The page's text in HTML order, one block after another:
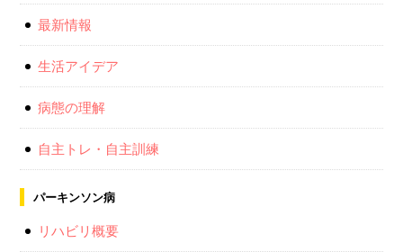
最新情報
生活アイデア
病態の理解
自主トレ・自主訓練
パーキンソン病
リハビリ概要